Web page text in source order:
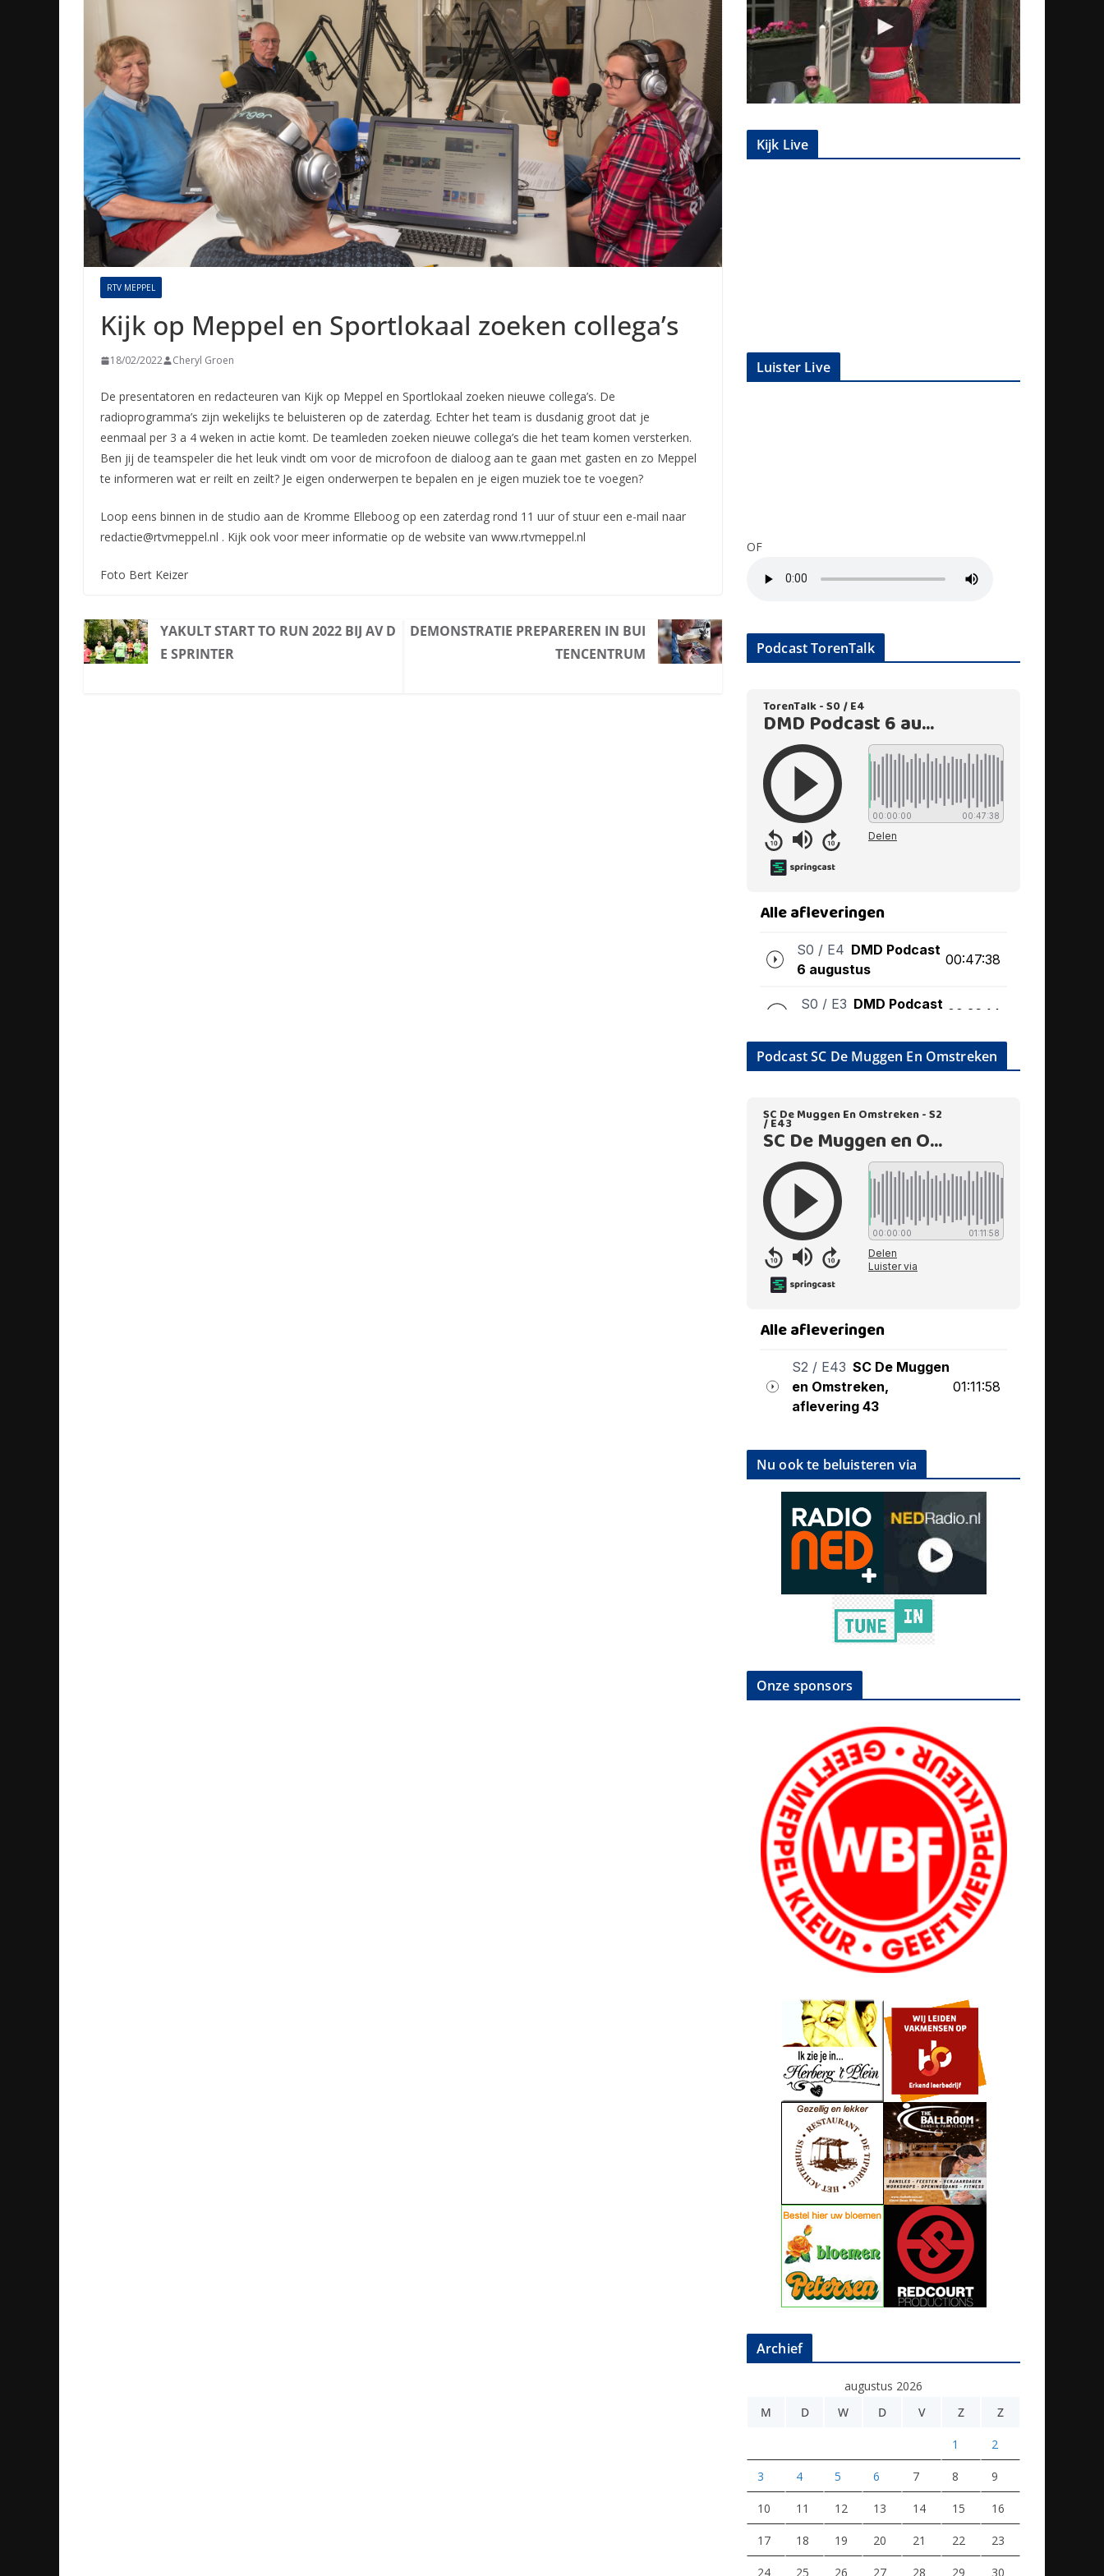
RTV MEPPEL
Kijk op Meppel en Sportlokaal zoeken collega’s
18/02/2022 Cheryl Groen
De presentatoren en redacteuren van Kijk op Meppel en Sportlokaal zoeken nieuwe collega’s. De
radioprogramma’s zijn wekelijks te beluisteren op de zaterdag. Echter het team is dusdanig groot dat je
eenmaal per 3 a 4 weken in actie komt. De teamleden zoeken nieuwe collega’s die het team komen versterken.
Ben jij de teamspeler die het leuk vindt om voor de microfoon de dialoog aan te gaan met gasten en zo Meppel
te informeren wat er reilt en zeilt? Je eigen onderwerpen te bepalen en je eigen muziek toe te voegen?
Loop eens binnen in de studio aan de Kromme Elleboog op een zaterdag rond 11 uur of stuur een e-mail naar
redactie@rtvmeppel.nl . Kijk ook voor meer informatie op de website van www.rtvmeppel.nl
Foto Bert Keizer
YAKULT START TO RUN 2022 BIJ AV D
E SPRINTER
DEMONSTRATIE PREPAREREN IN BUI
TENCENTRUM
Kijk Live
Luister Live
OF
Podcast TorenTalk
Podcast SC De Muggen En Omstreken
Nu ook te beluisteren via
Onze sponsors
Archief
augustus 2026
M
D W D V Z Z
1 2
3 4 5 6 7 8 9
10 11 12 13 14 15 16
17 18 19 20 21 22 23
24 25 26 27 28 29 30